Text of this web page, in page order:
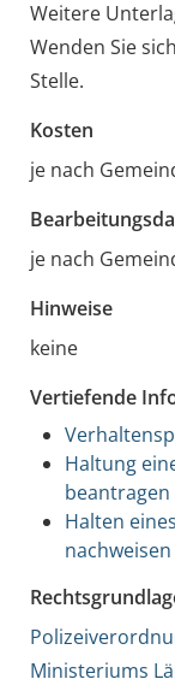
Weitere
Wenden Sie
Stelle.
Kosten
je nach
je nach
Hinweise
keine
Vertiefende
Haltung
beantragen
Halten
nachweisen
Ministeriums